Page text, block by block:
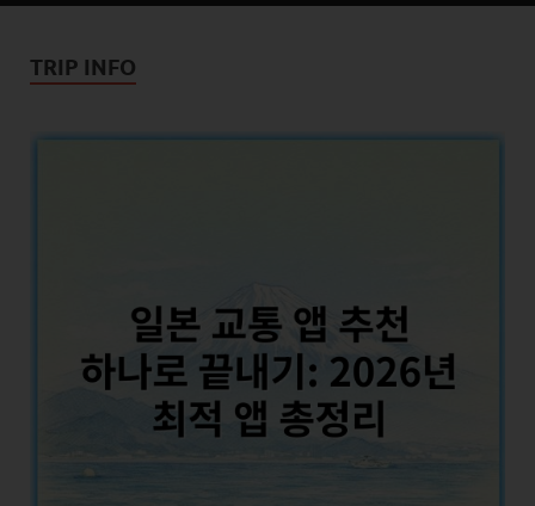
TRIP INFO